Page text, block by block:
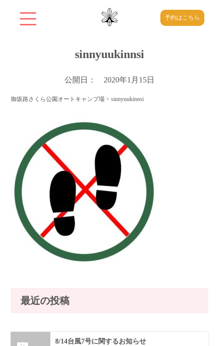
予約はこちら
sinnyuukinnsi
公開日： 2020年1月15日
御坂路さくら公園オートキャンプ場 >sinnyuukinnsi
最近の投稿
8/14台風7号に関するお知らせ